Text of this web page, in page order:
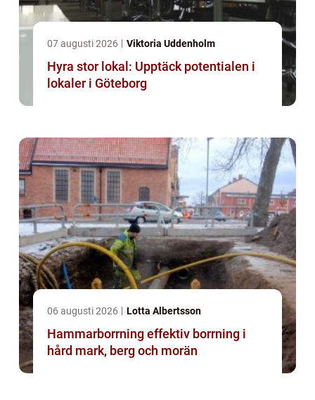
07 augusti 2026 Viktoria Uddenholm
Hyra stor lokal: Upptäck potentialen i
lokaler i Göteborg
06 augusti 2026 Lotta Albertsson
Hammarborrning effektiv borrning i
hård mark, berg och morän